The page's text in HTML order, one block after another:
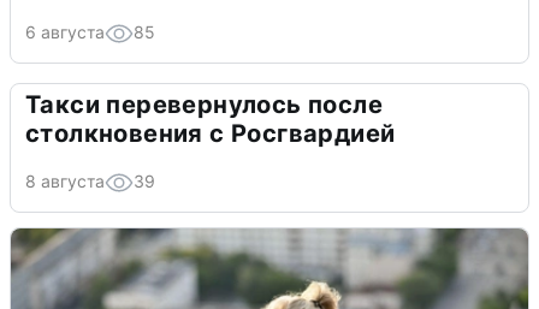
6 августа 85
Такси перевернулось после
столкновения с Росгвардией
8 августа 39